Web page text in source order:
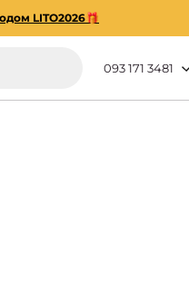
LITO2026🎁
093 171 3481